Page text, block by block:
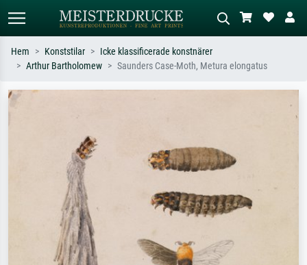
Hem Konststilar
Icke klassificerade konstnärer
Arthur Bartholomew
Saunders Case-Moth, Metura elongatus